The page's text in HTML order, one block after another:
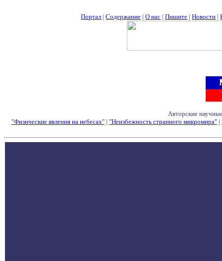
Портал |Содержание |О нас |Пишите |Новости |
Авторские
"Физические явления на небесах" | "Неизбежность странного микромира" |